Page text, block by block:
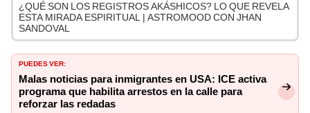
¿QUÉ SON LOS REGISTROS AKÁSHICOS? LO QUE REVELA
ESTA MIRADA ESPIRITUAL | ASTROMOOD CON JHAN
SANDOVAL
PUEDES VER:
Malas noticias para inmigrantes en USA: ICE activa
programa que habilita arrestos en la calle para
reforzar las redadas